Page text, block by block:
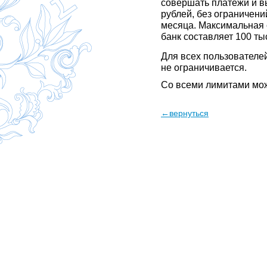
совершать платежи и
рублей, без
месяца.
банк составляет 100
Для всех
не ограничивается.
Со всеми лимитами
←вернуться